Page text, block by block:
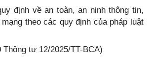
định về an toàn, an ninh thông tin,
theo các quy định của pháp luật
tư 12/2025/TT-BCA)